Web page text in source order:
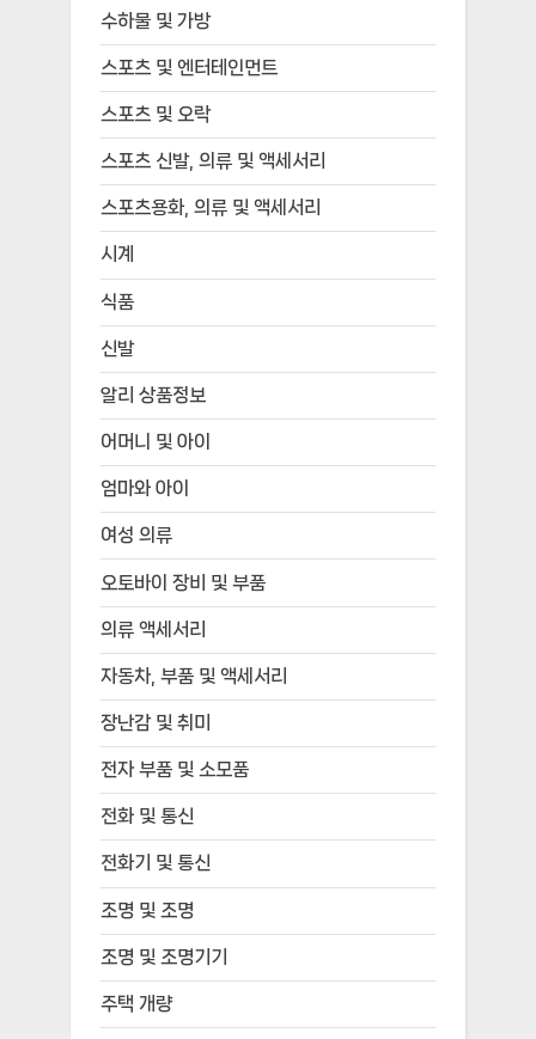
수하물 및 가방
스포츠 및 엔터테인먼트
스포츠 및 오락
스포츠 신발, 의류 및 액세서리
스포츠용화, 의류 및 액세서리
시계
식품
신발
알리 상품정보
어머니 및 아이
엄마와 아이
여성 의류
오토바이 장비 및 부품
의류 액세서리
자동차, 부품 및 액세서리
장난감 및 취미
전자 부품 및 소모품
전화 및 통신
전화기 및 통신
조명 및 조명
조명 및 조명기기
주택 개량